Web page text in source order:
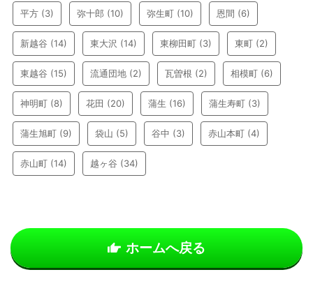
平方 (3) 弥十郎 (10) 弥生町 (10) 恩間 (6)
新越谷 (14) 東大沢 (14) 東柳田町 (3) 東町 (2)
東越谷 (15) 流通団地 (2) 瓦曽根 (2) 相模町 (6)
神明町 (8) 花田 (20) 蒲生 (16) 蒲生寿町 (3)
蒲生旭町 (9) 袋山 (5) 谷中 (3) 赤山本町 (4)
赤山町 (14) 越ヶ谷 (34)
ホームへ戻る